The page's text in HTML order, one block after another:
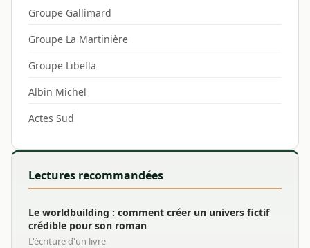
Groupe Gallimard
Groupe La Martinière
Groupe Libella
Albin Michel
Actes Sud
Lectures recommandées
Le worldbuilding : comment créer un univers fictif
crédible pour son roman
L'écriture d'un livre